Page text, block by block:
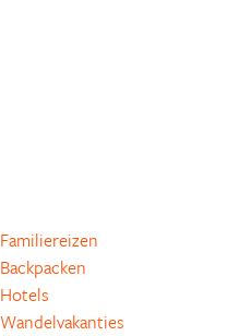
Familiereizen
Backpacken
Hotels
Wandelvakanties